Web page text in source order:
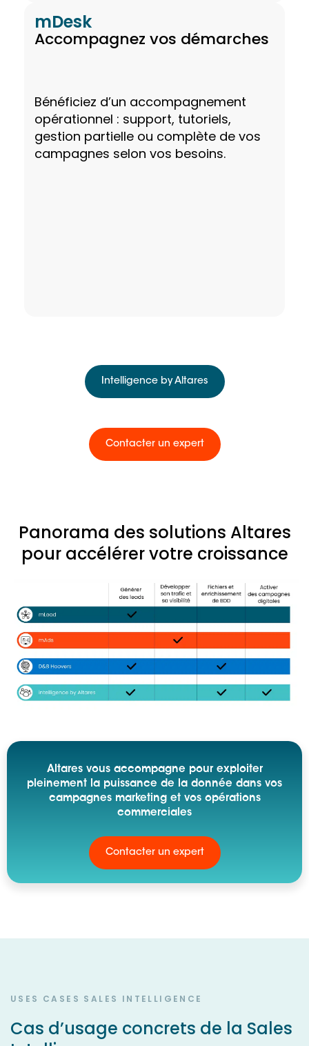
mDesk
Accompagnez vos démarches
Bénéficiez d’un accompagnement
opérationnel : support, tutoriels,
gestion partielle ou complète de vos
campagnes selon vos besoins.
Intelligence by Altares
Contacter un expert
Panorama des solutions Altares
pour accélérer votre croissance
Altares vous accompagne pour exploiter
pleinement la puissance de la donnée dans vos
campagnes marketing et vos opérations
commerciales
Contacter un expert
USES CASES SALES INTELLIGENCE
Cas d’usage concrets de la Sales